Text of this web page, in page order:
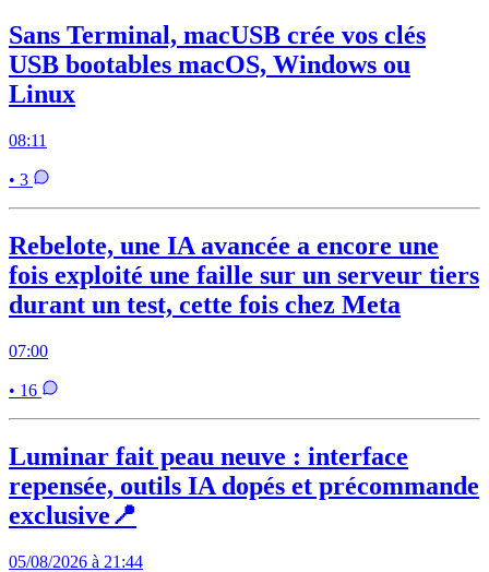
Sans Terminal, macUSB crée vos clés
USB bootables macOS, Windows ou
Linux
08:11
• 3
Rebelote, une IA avancée a encore une
fois exploité une faille sur un serveur tiers
durant un test, cette fois chez Meta
07:00
• 16
Luminar fait peau neuve : interface
repensée, outils IA dopés et précommande
exclusive📍
05/08/2026 à 21:44